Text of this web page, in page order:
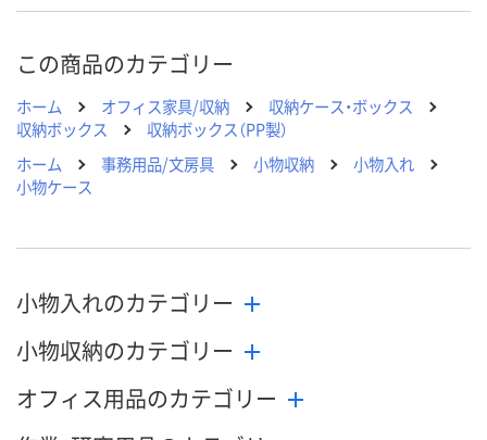
この商品のカテゴリー
ホーム オフィス家具/収納
収納ケース・ボックス
収納ボックス
収納ボックス（PP製）
ホーム
事務用品/文房具 小物収納
小物入れ
小物ケース
小物入れのカテゴリー
小物収納のカテゴリー
オフィス用品のカテゴリー